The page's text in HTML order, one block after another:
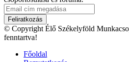
Email
cím
megadása
© Copyright Élő Székelyföld
fenntartva!
Főoldal